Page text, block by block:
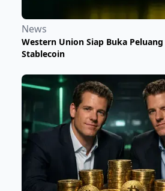
News
Western Union Siap Buka
Stablecoin